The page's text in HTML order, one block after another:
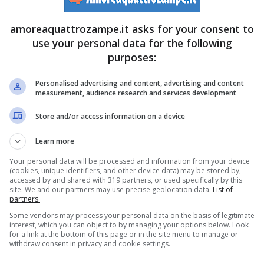
sotto) uno dei cani di famiglia,
entrare all’interno come se nulla fosse accaduto.
sul tema>>>Suonano al campanello in
con qualcuno. Questo qualcuno è il suo amico di
amoreaquattrozampe.it asks for your consent to
use your personal data for the following
purposes:
Personalised advertising and content, advertising and content
measurement, audience research and services development
Store and/or access information on a device
Learn more
Your personal data will be processed and information from your device
(cookies, unique identifiers, and other device data) may be stored by,
accessed by and shared with 319 partners, or used specifically by this
site. We and our partners may use precise geolocation data. List of
partners.
Some vendors may process your personal data on the basis of legitimate
interest, which you can object to by managing your options below. Look
for a link at the bottom of this page or in the site menu to manage or
withdraw consent in privacy and cookie settings.